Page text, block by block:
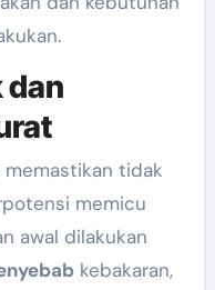
dan
memastikan tidak
memicu
awal dilakukan
kebakaran,